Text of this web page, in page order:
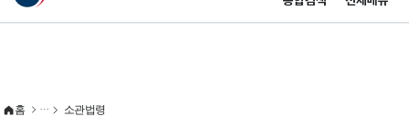
이 누리집은 대한민국 공식 전자정부 누리집입니다.
홈 소관법령